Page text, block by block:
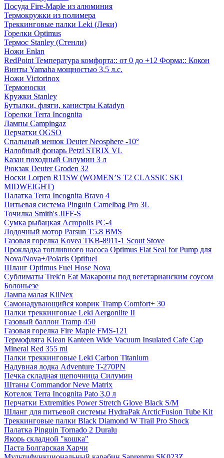
Посуда Fire-Maple из алюминия
Термокружки из полимера
Треккинговые палки Leki (Леки)
Горелки Optimus
Термос Stanley (Стенли)
Ножи Enlan
RedPoint Температура комфорта:: от 0 до +12 Форма:: Кокон
Винты Yamaha мощностью 3,5 л.с.
Ножи Victorinox
Термоноски
Кружки Stanley
Бутылки, фляги, канистры Katadyn
Горелки Terra Incognita
Лампы Campingaz
Перчатки OGSO
Спальный мешок Deuter Neosphere -10°
Налобный фонарь Petzl STRIX VL
Казан походный Силумин 3 л
Рюкзак Deuter Groden 32
Носки Lorpen R11SW (WOMEN’S T2 CLASSIC SKI
MIDWEIGHT)
Палатка Terra Incognita Bravo 4
Питьевая система Pinguin Camelbag Pro 3L
Точилка Smith's JIFF-S
Сумка рыбацкая Acropolis РС-4
Лодочный мотор Parsun T5.8 BMS
Газовая горелка Kovea TKB-8911-1 Scout Stove
Прокладка топливного насоса Optimus Flat Seal for Pump для
Nova/Nova+/Polaris Optifuel
Шланг Optimus Fuel Hose Nova
Сублиматы Trek'n Eat Макароны под вегетарианским соусом
Болоньезе
Лампа малая KilNex
Самонадувающийся коврик Tramp Comfort+ 30
Палки треккинговые Leki Aergonlite II
Газовый баллон Tramp 450
Газовая горелка Fire Maple FMS-121
Термофляга Klean Kanteen Wide Vacuum Insulated Cafe Cap
Mineral Red 355 ml
Палки треккинговые Leki Carbon Titanium
Надувная лодка Adventure T-270PN
Печка складная щепочница Силумин
Штаны Commandor Neve Matrix
Котелок Terra Incognita Pato 3,0 л
Перчатки Extremities Power Stretch Glove Black S/M
Шланг для питьевой системы HydraPak ArcticFusion Tube Kit
Треккинговые палки Black Diamond W Trail Pro Shock
Палатка Pinguin Tornado 2 Duralu
Якорь складной "кошка"
Паста Болгарская Харчи